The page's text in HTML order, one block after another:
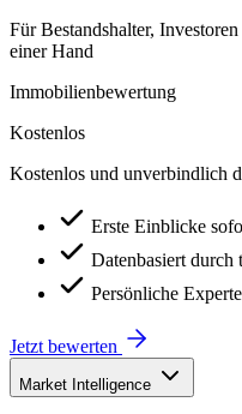
Für Bestandshalter,
einer Hand
Immobilienbewertung
Kostenlos
Kostenlos und unverbindlich
Erste Einblicke
Datenbasiert durch
Persönliche
Jetzt bewerten
Market Intelligence